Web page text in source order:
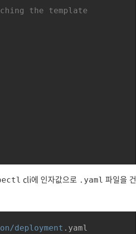
the template
cli에 인자값으로 .yaml 파일을 건
deployment .yaml